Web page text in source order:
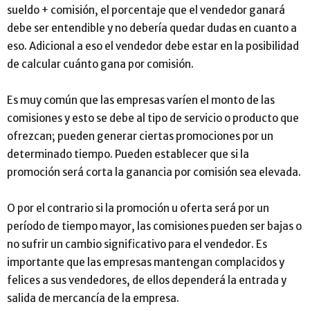
sueldo + comisión, el porcentaje que el vendedor ganará
debe ser entendible y no debería quedar dudas en cuanto a
eso. Adicional a eso el vendedor debe estar en la posibilidad
de calcular cuánto gana por comisión.
Es muy común que las empresas varíen el monto de las
comisiones y esto se debe al tipo de servicio o producto que
ofrezcan; pueden generar ciertas promociones por un
determinado tiempo. Pueden establecer que si la
promoción será corta la ganancia por comisión sea elevada.
O por el contrario si la promoción u oferta será por un
período de tiempo mayor, las comisiones pueden ser bajas o
no sufrir un cambio significativo para el vendedor. Es
importante que las empresas mantengan complacidos y
felices a sus vendedores, de ellos dependerá la entrada y
salida de mercancía de la empresa.